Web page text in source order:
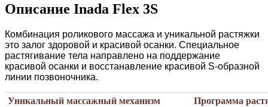
Описание Inada Flex 3S
Комбинация роликового массажа и уникальной растяжки
это залог здоровой и красивой осанки. Специальное
растягивание тела направлено на поддержание
красивой осанки и восстанавление красивой S-образной
линии позвоночника.
Уникальный массажный механизм Программа